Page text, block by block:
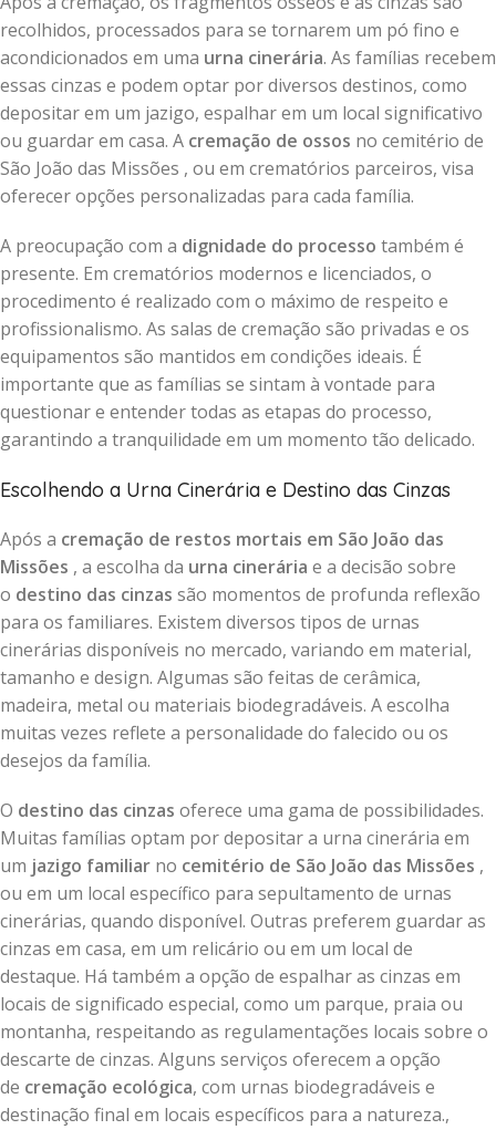
recolhidos, processados para se tornarem um pó fino e
acondicionados em uma urna cinerária. As famílias recebem
essas cinzas e podem optar por diversos destinos, como
depositar em um jazigo, espalhar em um local significativo
ou guardar em casa. A cremação de ossos no cemitério de
São João das Missões , ou em crematórios parceiros, visa
oferecer opções personalizadas para cada família.
A preocupação com a dignidade do processo também é
presente. Em crematórios modernos e licenciados, o
procedimento é realizado com o máximo de respeito e
profissionalismo. As salas de cremação são privadas e os
equipamentos são mantidos em condições ideais. É
importante que as famílias se sintam à vontade para
questionar e entender todas as etapas do processo,
garantindo a tranquilidade em um momento tão delicado.
Escolhendo a Urna Cinerária e Destino das Cinzas
Após a cremação de restos mortais em São João das
Missões , a escolha da urna cinerária e a decisão sobre
o destino das cinzas são momentos de profunda reflexão
para os familiares. Existem diversos tipos de urnas
cinerárias disponíveis no mercado, variando em material,
tamanho e design. Algumas são feitas de cerâmica,
madeira, metal ou materiais biodegradáveis. A escolha
muitas vezes reflete a personalidade do falecido ou os
desejos da família.
O destino das cinzas oferece uma gama de possibilidades.
Muitas famílias optam por depositar a urna cinerária em
um jazigo familiar no cemitério de São João das Missões ,
ou em um local específico para sepultamento de urnas
cinerárias, quando disponível. Outras preferem guardar as
cinzas em casa, em um relicário ou em um local de
destaque. Há também a opção de espalhar as cinzas em
locais de significado especial, como um parque, praia ou
montanha, respeitando as regulamentações locais sobre o
descarte de cinzas. Alguns serviços oferecem a opção
de cremação ecológica, com urnas biodegradáveis e
destinação final em locais específicos para a natureza.,